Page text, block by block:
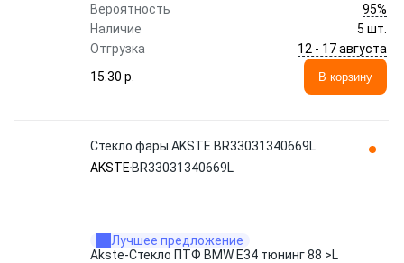
Вероятность
95%
Наличие
5 шт.
Отгрузка
12 - 17 августа
15.30 p.
В корзину
Стекло фары AKSTE BR33031340669L
AKSTE BR33031340669L
Лучшее предложение
Akste-Стекло ПТФ BMW E34 тюнинг 88 >L